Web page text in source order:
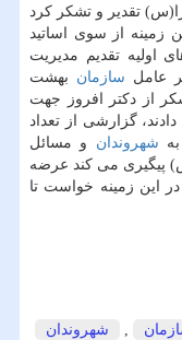
تقدیر و تشكر كرد
زمینه از سوی اساتید
اولیه تقدیم مدیریت
عامل سازمان بهشت
از دكتر افروز جهت
گزارشی از تعداد
شهروندان و مسائل
پیگیری می كند عرضه
این زمینه خواست تا
, شهروندان